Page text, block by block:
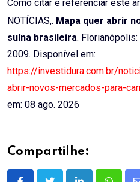
Como citar e referenciar este
NOTÍCIAS,. Mapa quer abrir
suína brasileira.
2009. Disponível em:
https://investidura.com.br/
abrir-novos-mercados-para-
em: 08 ago. 2026
Compartilhe: